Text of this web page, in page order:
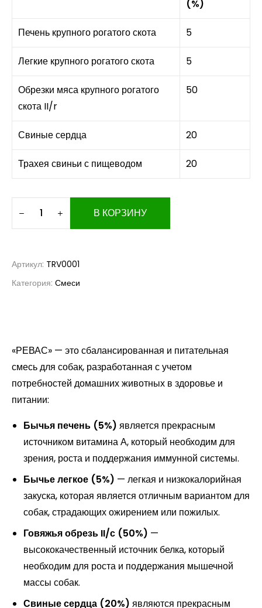
(%)
Печень крупного рогатого скота 5
Легкие крупного рогатого скота 5
Обрезки мяса крупного рогатого
скота II/r
50
Свиные сердца 20
Трахея свиньи с пищеводом 20
В КОРЗИНУ
Артикул: TRV0001
Категория: Смеси
«РЕВАС» — это сбалансированная и питательная
смесь для собак, разработанная с учетом
потребностей домашних животных в здоровье и
питании:
Бычья печень (5%) является прекрасным
источником витамина А, который необходим для
зрения, роста и поддержания иммунной системы.
Бычье легкое (5%) — легкая и низкокалорийная
закуска, которая является отличным вариантом для
собак, страдающих ожирением или пожилых.
Говяжья обрезь II/с (50%) —
высококачественный источник белка, который
необходим для роста и поддержания мышечной
массы собак.
Свиные сердца (20%) являются прекрасным